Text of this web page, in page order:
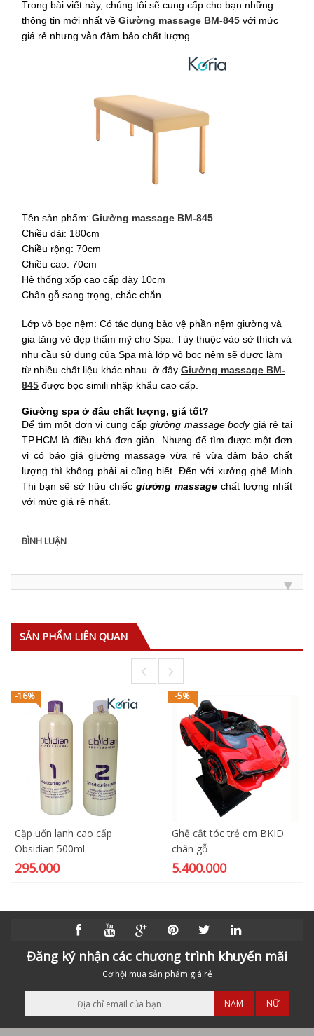
Trong bài viết này, chúng tôi sẽ cung cấp cho bạn những
thông tin mới nhất về Giường massage BM-845 với mức
giá rẻ nhưng vẫn đảm bảo chất lượng.
Tên sản phẩm: Giường massage BM-845
Chiều dài: 180cm
Chiều rộng: 70cm
Chiều cao: 70cm
Hệ thống xốp cao cấp dày 10cm
Chân gỗ sang trọng, chắc chắn.
Lớp vỏ bọc nệm: Có tác dụng bảo vệ phần nệm giường và
gia tăng vẻ đẹp thẩm mỹ cho Spa. Tùy thuộc vào sở thích và
nhu cầu sử dụng của Spa mà lớp vỏ bọc nệm sẽ được làm
từ nhiều chất liệu khác nhau. ở đây Giường massage BM-
845 được bọc simili nhập khẩu cao cấp.
Giường spa ở đâu chất lượng, giá tốt?
Để tìm một đơn vị cung cấpgiường massage bodygiá rẻ tại
TP.HCM là điều khá đơn giản. Nhưng để tìm được một đơn
vị có báo giá giường massage vừa rẻ vừa đảm bảo chất
lượng thì không phải ai cũng biết. Đến với xưởng ghế Minh
Thi bạn sẽ sở hữu chiếc giường massage chất lượng nhất
với mức giá rẻ nhất.
BÌNH LUẬN
SẢN PHẨM LIÊN QUAN
-16%
Cặp uốn lạnh cao cấp
Obsidian 500ml
295.000
-5%
Ghế cắt tóc trẻ em BKID
chân gỗ
5.400.000
Đăng ký nhận các chương trình khuyến mãi
Cơ hội mua sản phẩm giá rẻ
NAM NỮ